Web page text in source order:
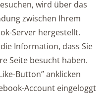
wird über das
zwischen Ihrem
Server hergestellt.
Information, dass Sie
Seite besucht haben.
Button” anklicken
Account eingeloggt